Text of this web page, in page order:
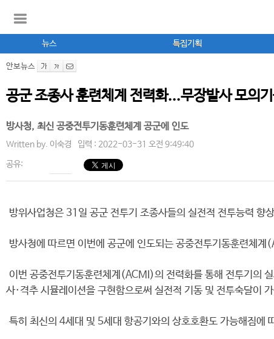
뉴스 특집기획
안보뉴스
공군 조종사 훈련체계 전력화...무장발사 모의
방사청, 최신 공중전투기동훈련체계 공군에 인도
Written by. 이숙경 입력 : 2022-03-31 오전 9:49:40
공유:
방위사업청은 31일 공군 전투기 조종사들의 실전적 전투능력
방사청에 따르면 이번에 공군에 인도되는 공중전투기동훈련체
이번 공중전투기동훈련체계(ACMI)의 전력화를 통해 전투기의
사·격추 시뮬레이션을 구현함으로써 실전적 기동 및 전투숙달이
특히 최신의 4세대 및 5세대 항공기와의 상호호환도 가능해짐에